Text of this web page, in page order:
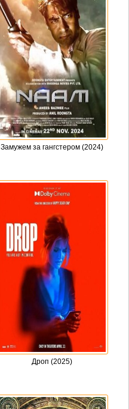
Замужем за гангстером (2024)
Дроп (2025)